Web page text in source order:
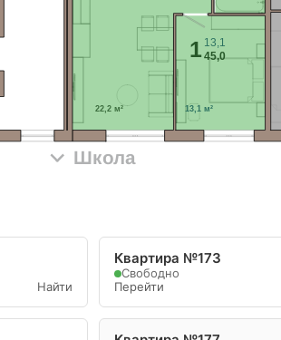
13,1 м²
22,2 м²
1 13,1
45,0
Школа
Найти
Квартира №173
Свободно
Перейти